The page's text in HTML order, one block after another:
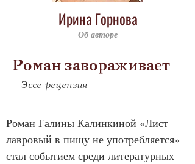
Ирина Горнова
Об авторе
Роман завораживает
Эссе-рецензия
Роман Галины Калинкиной «Лист
лавровый в пищу не употребляется»
стал событием среди литературных